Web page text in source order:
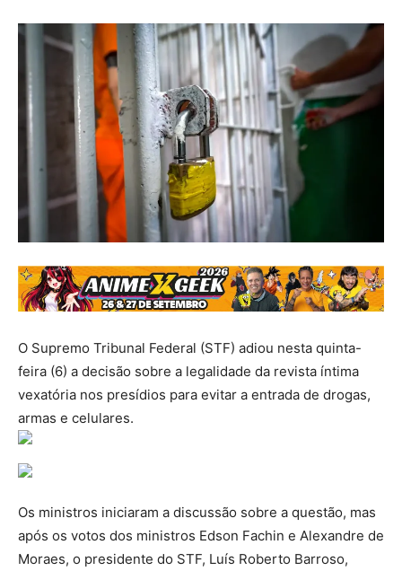
O Supremo Tribunal Federal (STF) adiou nesta quinta-
feira (6) a decisão sobre a legalidade da revista íntima
vexatória nos presídios para evitar a entrada de drogas,
armas e celulares.
Os ministros iniciaram a discussão sobre a questão, mas
após os votos dos ministros Edson Fachin e Alexandre de
Moraes, o presidente do STF, Luís Roberto Barroso,